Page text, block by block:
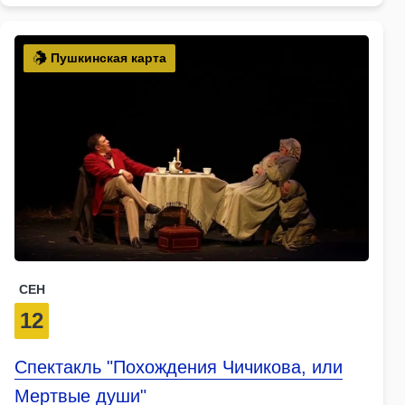
Пушкинская карта
СЕН
12
Спектакль "Похождения Чичикова, или
Мертвые души"